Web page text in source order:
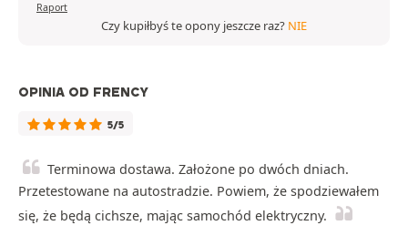
Raport
Czy kupiłbyś te opony jeszcze raz? NIE
OPINIA OD FRENCY
5/5
Terminowa dostawa. Założone po dwóch dniach.
Przetestowane na autostradzie. Powiem, że spodziewałem
się, że będą cichsze, mając samochód elektryczny.